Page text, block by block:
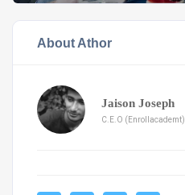
About Athor
Jaison Joseph
C.E.O (Enrollacademt)